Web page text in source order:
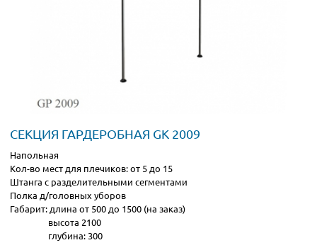
СЕКЦИЯ ГАРДЕРОБНАЯ GK 2009
Напольная
Кол-во мест для плечиков: от 5 до 15
Штанга с разделительными сегментами
Полка д/головных уборов
Габарит: длина от 500 до 1500 (на заказ)
высота 2100
глубина: 300